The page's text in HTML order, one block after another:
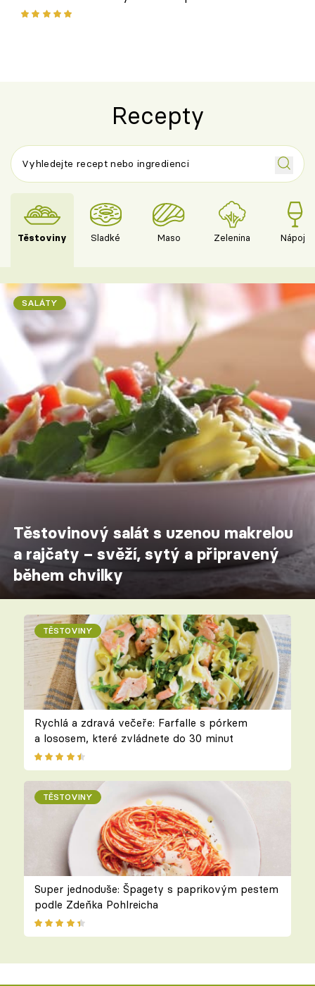
ovoce
Recepty
Těstoviny Sladké Maso Zelenina Nápoje
SALÁTY
Těstovinový salát s uzenou makrelou
a rajčaty – svěží, sytý a připravený
během chvilky
TĚSTOVINY
Rychlá a zdravá večeře: Farfalle s pórkem
a lososem, které zvládnete do 30 minut
TĚSTOVINY
Super jednoduše: Špagety s paprikovým pestem
podle Zdeňka Pohlreicha